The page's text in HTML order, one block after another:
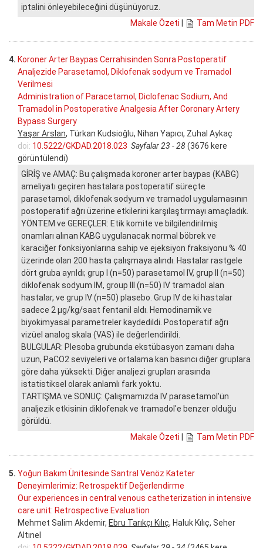
iptalini önleyebileceğini düşünüyoruz.
Makale Özeti | Tam Metin PDF
4. Koroner Arter Baypas Cerrahisinden Sonra Postoperatif
Analjezide Parasetamol, Diklofenak sodyum ve Tramadol
Verilmesi
Administration of Paracetamol, Diclofenac Sodium, And
Tramadol in Postoperative Analgesia After Coronary Artery
Bypass Surgery
Yaşar Arslan, Türkan Kudsioğlu, Nihan Yapıcı, Zuhal Aykaç
doi: 10.5222/GKDAD.2018.023 Sayfalar 23 - 28(3676 kere
görüntülendi)
GİRİŞ ve AMAÇ: Bu çalışmada koroner arter baypas (KABG)
ameliyatı geçiren hastalara postoperatif süreçte
parasetamol, diklofenak sodyum ve tramadol uygulamasının
postoperatif ağrı üzerine etkilerini karşılaştırmayı amaçladık.
YÖNTEM ve GEREÇLER: Etik komite ve bilgilendirilmiş
onamları alınan KABG uygulanacak normal böbrek ve
karaciğer fonksiyonlarına sahip ve ejeksiyon fraksiyonu % 40
üzerinde olan 200 hasta çalışmaya alındı. Hastalar rastgele
dört gruba ayrıldı; grup I (n=50) parasetamol IV, grup II (n=50)
diklofenak sodyum IM, group III (n=50) IV tramadol alan
hastalar, ve grup IV (n=50) plasebo. Grup IV de ki hastalar
sadece 2 µg/kg/saat fentanil aldı. Hemodinamik ve
biyokimyasal parametreler kaydedildi. Postoperatif ağrı
vizüel analog skala (VAS) ile değerlendirildi.
BULGULAR: Plesoba grubunda ekstübasyon zamanı daha
uzun, PaCO2 seviyeleri ve ortalama kan basıncı diğer gruplara
göre daha yüksekti. Diğer analjezi grupları arasında
istatistiksel olarak anlamlı fark yoktu.
TARTIŞMA ve SONUÇ: Çalışmamızda IV parasetamol'ün
analjezik etkisinin diklofenak ve tramadol'e benzer olduğu
görüldü.
Makale Özeti | Tam Metin PDF
5. Yoğun Bakım Ünitesinde Santral Venöz Kateter
Deneyimlerimiz: Retrospektif Değerlendirme
Our experiences in central venous catheterization in intensive
care unit: Retrospective Evaluation
Mehmet Salim Akdemir, Ebru Tarıkçı Kılıç, Haluk Kılıç, Seher
Altınel